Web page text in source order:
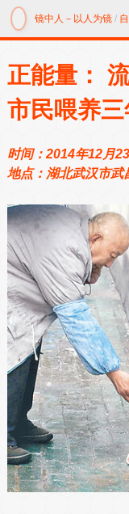
镜中人－以人为镜 /
正能量：
市民喂养
时间：2014年12月
地点：湖北武汉市武